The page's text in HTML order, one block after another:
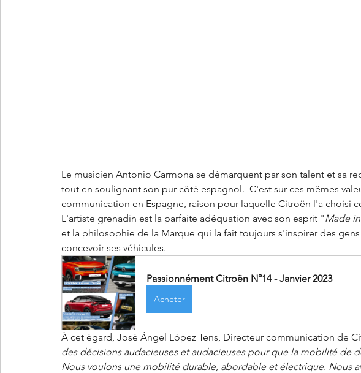
Le musicien Antonio Carmona se démarquent par son talent et sa
tout en soulignant son pur côté espagnol.  C'est sur ces mêmes
communication en Espagne, raison pour laquelle Citroën l'a choisi
L'artiste grenadin est la parfaite adéquation avec son esprit "Made
et la philosophie de la Marque qui la fait toujours s'inspirer des
concevoir ses véhicules.
Passionnément Citroën N°14 - Janvier 2023
Acheter
À cet égard, José Ángel López Tens, Directeur communication de
des décisions audacieuses et audacieuses pour que la mobilité de
Nous voulons une mobilité durable, abordable et électrique. Nous